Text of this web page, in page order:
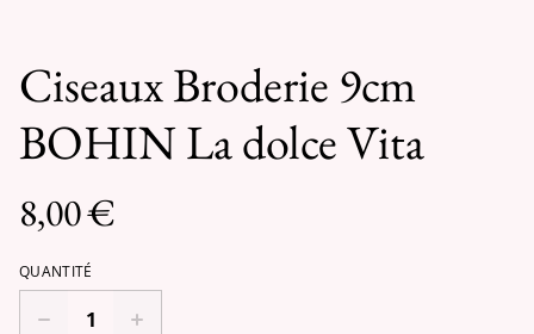
Ciseaux Broderie 9cm
BOHIN La dolce Vita
8,00 €
QUANTITÉ